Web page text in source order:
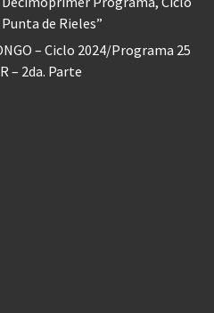
de Rieles”
– Ciclo 2024/Programa 25
– 2da. Parte